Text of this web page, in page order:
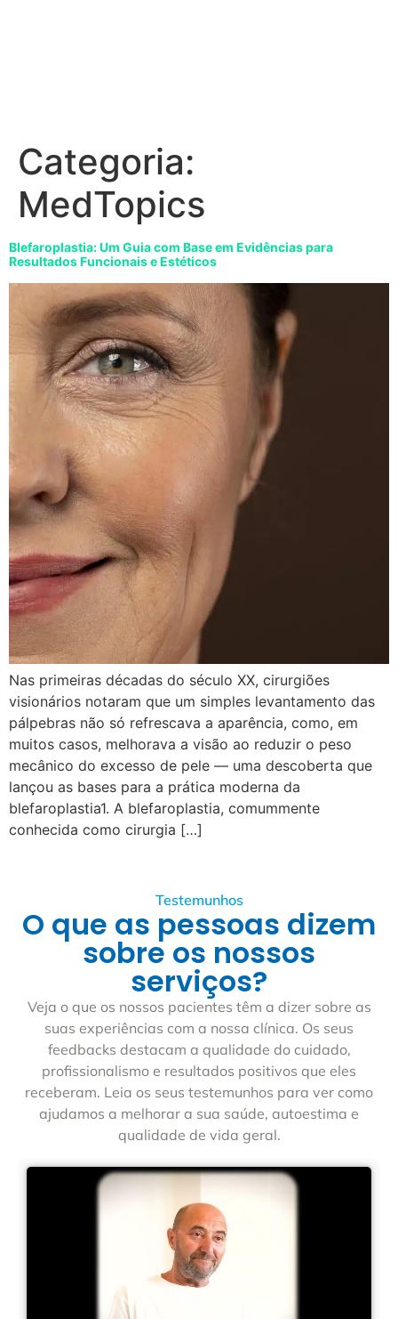
Categoria:
MedTopics
Blefaroplastia: Um Guia com Base em Evidências para
Resultados Funcionais e Estéticos
Nas primeiras décadas do século XX, cirurgiões
visionários notaram que um simples levantamento das
pálpebras não só refrescava a aparência, como, em
muitos casos, melhorava a visão ao reduzir o peso
mecânico do excesso de pele — uma descoberta que
lançou as bases para a prática moderna da
blefaroplastia1. A blefaroplastia, comummente
conhecida como cirurgia […]
Testemunhos
O que as pessoas dizem
sobre os nossos
serviços?
Veja o que os nossos pacientes têm a dizer sobre as
suas experiências com a nossa clínica. Os seus
feedbacks destacam a qualidade do cuidado,
profissionalismo e resultados positivos que eles
receberam. Leia os seus testemunhos para ver como
ajudamos a melhorar a sua saúde, autoestima e
qualidade de vida geral.